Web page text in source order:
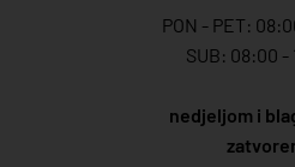
PON - PET:
SUB: 08:00 -
nedjeljom i